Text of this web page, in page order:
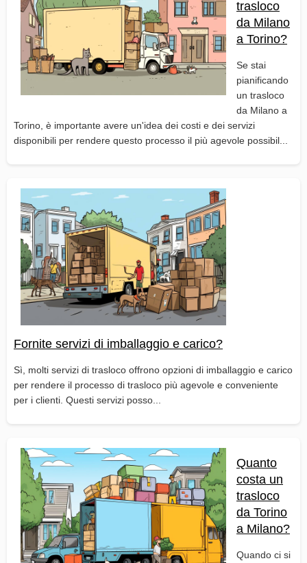
trasloco
da Milano
a Torino?
Se stai
pianificando
un trasloco
da Milano a
Torino, è importante avere un'idea dei costi e dei servizi
disponibili per rendere questo processo il più agevole possibil...
Fornite servizi di imballaggio e carico?
Sì, molti servizi di trasloco offrono opzioni di imballaggio e carico
per rendere il processo di trasloco più agevole e conveniente
per i clienti. Questi servizi posso...
Quanto
costa un
trasloco
da Torino
a Milano?
Quando ci si